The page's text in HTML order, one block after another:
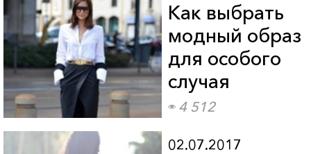
Как выбрать
модный образ
для особого
случая
4 512
02.07.2017